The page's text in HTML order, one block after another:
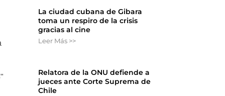
La ciudad cubana de Gibara
toma un respiro de la crisis
gracias al cine
Leer Más >>
Relatora de la ONU defiende a
jueces ante Corte Suprema de
Chile